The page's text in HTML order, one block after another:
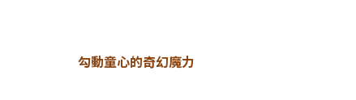
勾動童心的奇幻魔力